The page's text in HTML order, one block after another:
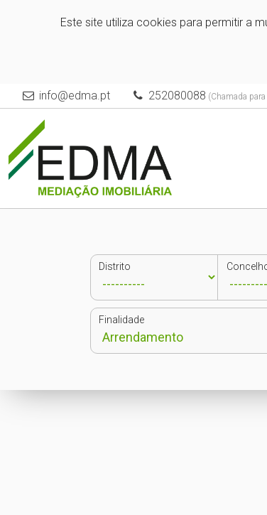
Este site utiliza cookies para permitir a
info@edma.pt 252080088 (Chamada
Distrito
Finalidade